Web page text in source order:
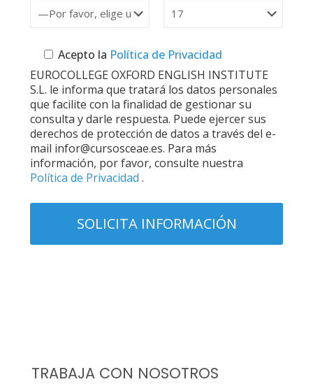
Acepto la Política de Privacidad
EUROCOLLEGE OXFORD ENGLISH INSTITUTE
S.L. le informa que tratará los datos personales
que facilite con la finalidad de gestionar su
consulta y darle respuesta. Puede ejercer sus
derechos de protección de datos a través del e-
mail infor@cursosceae.es. Para más
información, por favor, consulte nuestra
Política de Privacidad .
TRABAJA CON NOSOTROS